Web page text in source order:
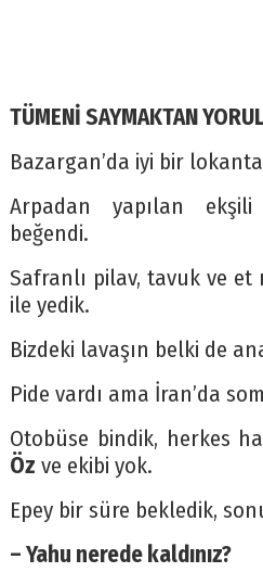
TÜMENİ SAYMAKTAN
Bazargan’da iyi bir
Arpadan yapılan
beğendi.
Safranlı pilav, tavuk ve et
ile yedik.
Bizdeki lavaşın belki de
Pide vardı ama İran’da
Otobüse bindik, herkes
Öz ve ekibi yok.
Epey bir süre bekledik,
– Yahu nerede kaldınız?